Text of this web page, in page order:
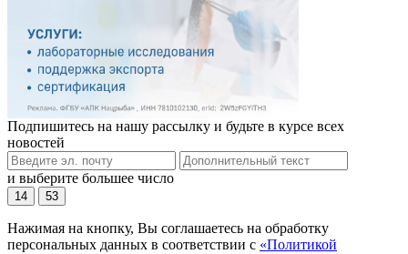
Подпишитесь на нашу рассылку и будьте в курсе всех
новостей
и выберите большее число
14 53
Нажимая на кнопку, Вы соглашаетесь на обработку
персональных данных в соответствии с «Политикой